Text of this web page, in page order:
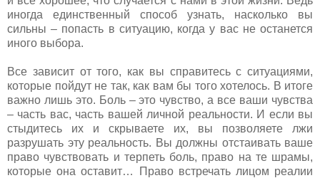
иногда единственный способ узнать, насколько вы
сильны – попасть в ситуацию, когда у вас не останется
иного выбора.
Все зависит от того, как вы справитесь с ситуациями,
которые пойдут не так, как вам бы того хотелось. В итоге
важно лишь это. Боль – это чувство, а все ваши чувства
– часть вас, часть вашей личной реальности. И если вы
стыдитесь их и скрываете их, вы позволяете лжи
разрушать эту реальность. Вы должны отстаивать ваше
право чувствовать и терпеть боль, право на те шрамы,
которые она оставит… Право встречать лицом реалии